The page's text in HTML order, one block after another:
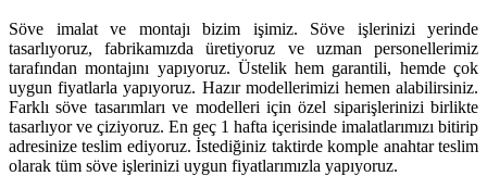
Söve imalat ve montajı bizim işimiz. Söve işlerinizi yerinde
tasarlıyoruz, fabrikamızda üretiyoruz ve uzman personellerimiz
tarafından montajını yapıyoruz. Üstelik hem garantili, hemde çok
uygun fiyatlarla yapıyoruz. Hazır modellerimizi hemen alabilirsiniz.
Farklı söve tasarımları ve modelleri için özel siparişlerinizi birlikte
tasarlıyor ve çiziyoruz. En geç 1 hafta içerisinde imalatlarımızı bitirip
adresinize teslim ediyoruz. İstediğiniz taktirde komple anahtar teslim
olarak tüm söve işlerinizi uygun fiyatlarımızla yapıyoruz.